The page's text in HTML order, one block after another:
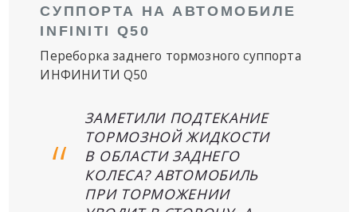
СУППОРТА НА АВТОМОБИЛЕ
INFINITI Q50
Переборка заднего тормозного суппорта
ИНФИНИТИ Q50
ЗАМЕТИЛИ ПОДТЕКАНИЕ
ТОРМОЗНОЙ ЖИДКОСТИ
В ОБЛАСТИ ЗАДНЕГО
КОЛЕСА? АВТОМОБИЛЬ
ПРИ ТОРМОЖЕНИИ